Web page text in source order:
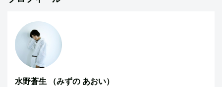
水野蒼生 （みずの あおい）